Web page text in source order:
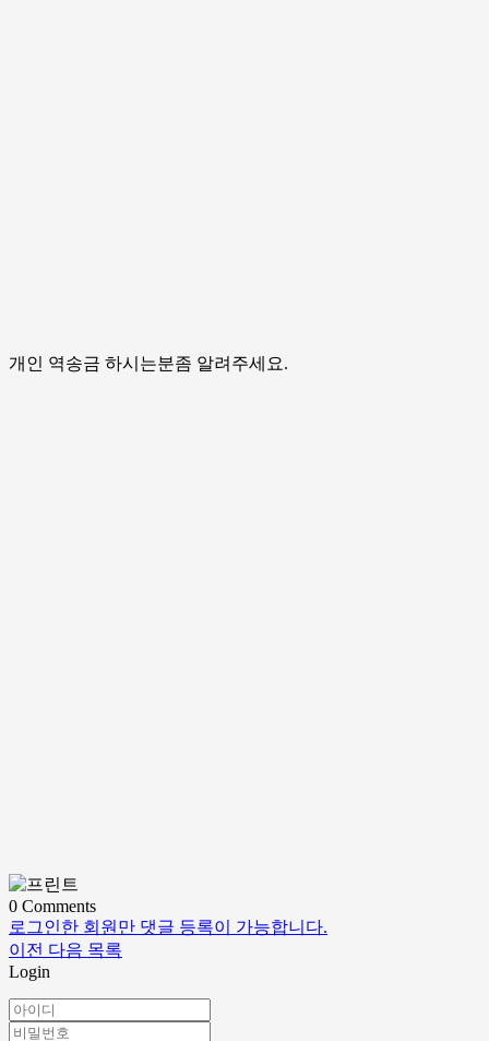
개인 역송금 하시는분좀 알려주세요.
0 Comments
로그인한 회원만 댓글 등록이 가능합니다.
이전 다음 목록
Login